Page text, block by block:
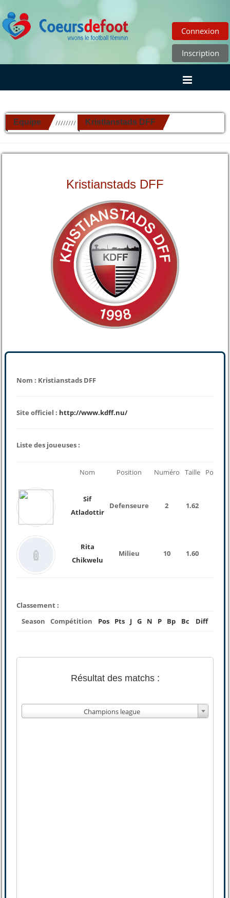
Connexion
Inscription
Equipe ////////// Kristianstads DFF
Kristianstads DFF
Nom : Kristianstads DFF
Site officiel : http://www.kdff.nu/
Liste des joueuses :
Nom Position Numéro Taille Poids
Sif
Atladottir
Defenseure 2 1.62
Rita
Chikwelu
Milieu 10 1.60
Classement :
Season
Compétition Pos Pts J G N P Bp Bc Diff
Résultat des matchs :
Champions league